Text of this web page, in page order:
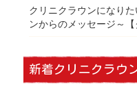
クリニクラウンになり
ンからのメッセージ～【
新着クリニクラウ